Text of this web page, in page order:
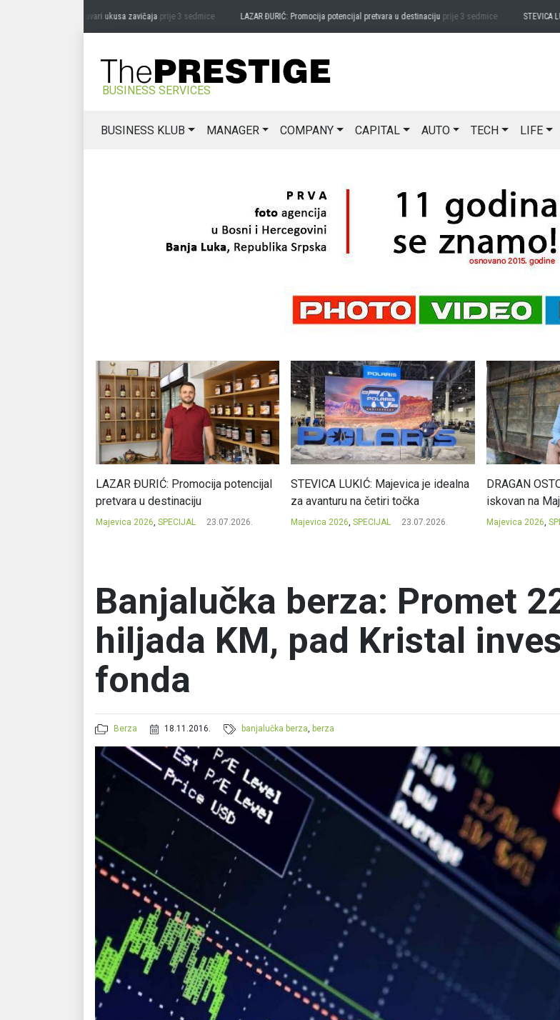
MIĆANOVIĆ: Čuvari ukusa zavičajaprije 3 sedmice LAZAR ĐURIĆ: Promocija potencijal pretvara u destinacijuprije 3 sedmice STEVICA
BUSINESS SERVICES
BUSINESS KLUB MANAGER COMPANY CAPITAL AUTO TECH LIFE
LAZAR ĐURIĆ: Promocija potencijal
pretvara u destinaciju
Majevica 2026, SPECIJAL 23.07.2026.
STEVICA LUKIĆ: Majevica je idealna
za avanturu na četiri točka
Majevica 2026, SPECIJAL 23.07.2026.
DRAGAN
iskovan na
Majevica 2026,
Banjalučka berza: Promet
hiljada KM, pad Kristal
fonda
Berza 18.11.2016. banjalučka berza, berza